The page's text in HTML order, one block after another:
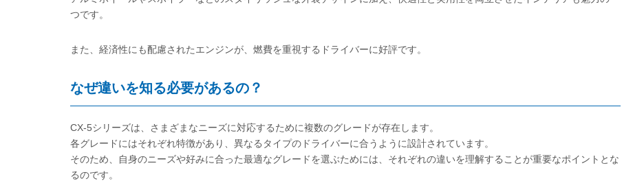
つです。
また、経済性にも配慮されたエンジンが、燃費を重視するドライバーに好評です。
なぜ違いを知る必要があるの？
CX-5シリーズは、さまざまなニーズに対応するために複数のグレードが存在します。
各グレードにはそれぞれ特徴があり、異なるタイプのドライバーに合うように設計されています。
そのため、自身のニーズや好みに合った最適なグレードを選ぶためには、それぞれの違いを理解することが重要なポイントとな
るのです。